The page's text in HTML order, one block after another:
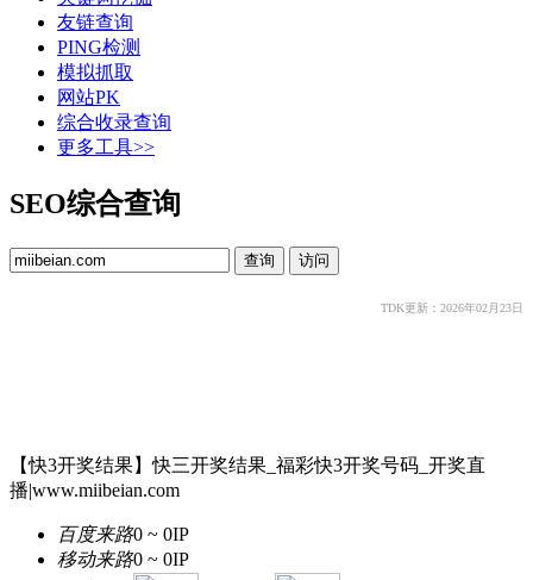
友链查询
PING检测
模拟抓取
网站PK
综合收录查询
更多工具>>
SEO综合查询
TDK更新：2026年02月23日
【快3开奖结果】快三开奖结果_福彩快3开奖号码_开奖直
播|www.miibeian.com
百度来路0 ~ 0IP
移动来路0 ~ 0IP